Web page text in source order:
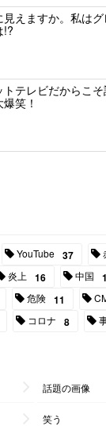
見えますか。私は
!?
テレビだからこ
笑！
YouTube 37
炎上 16 中国
危険 11
コロナ 8
話題の画像
笑う